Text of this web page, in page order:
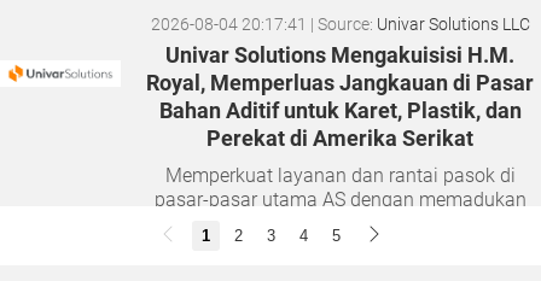
2026-08-04 20:17:41 | Source: Univar Solutions LLC
Univar Solutions Mengakuisisi H.M.
Royal, Memperluas Jangkauan di Pasar
Bahan Aditif untuk Karet, Plastik, dan
Perekat di Amerika Serikat
Memperkuat layanan dan rantai pasok di
pasar-pasar utama AS dengan memadukan
satu abad keahlian teknis dan hubungan
pelanggan yang dilandasi kepercayaan
1 2 3 4 5